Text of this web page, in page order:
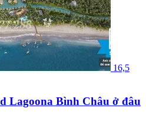
16,5
Lagoona Bình Châu ở đâu